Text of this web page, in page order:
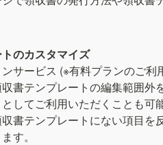
サービス (※有料プランのご
書テンプレートの編集範囲
してご利用いただくことも可
書テンプレートにない項目
す。